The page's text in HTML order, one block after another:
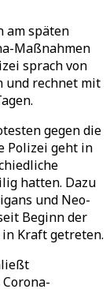
am späten
Maßnahmen
sprach von
und rechnet mit
gegen die
Polizei geht in
hatten. Dazu
und Neo-
Beginn der
Kraft getreten.